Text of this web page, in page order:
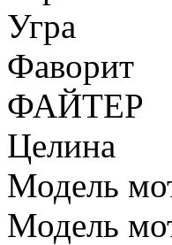
Угра
Фаворит
ФАЙТЕР
Целина
Модель
Модель